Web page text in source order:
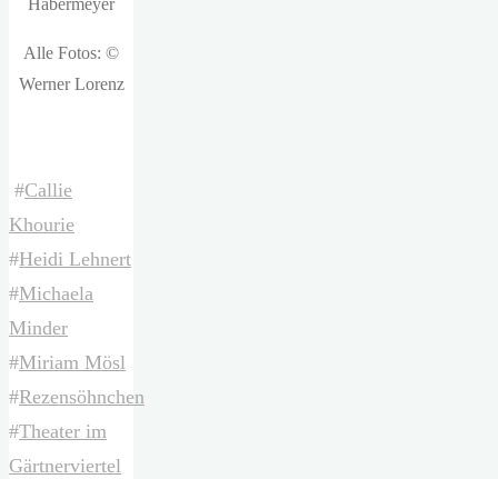
Habermeyer
Alle Fotos: ©
Werner Lorenz
#Callie
Khourie
#Heidi Lehnert
#Michaela
Minder
#Miriam Mösl
#Rezensöhnchen
#Theater im
Gärtnerviertel